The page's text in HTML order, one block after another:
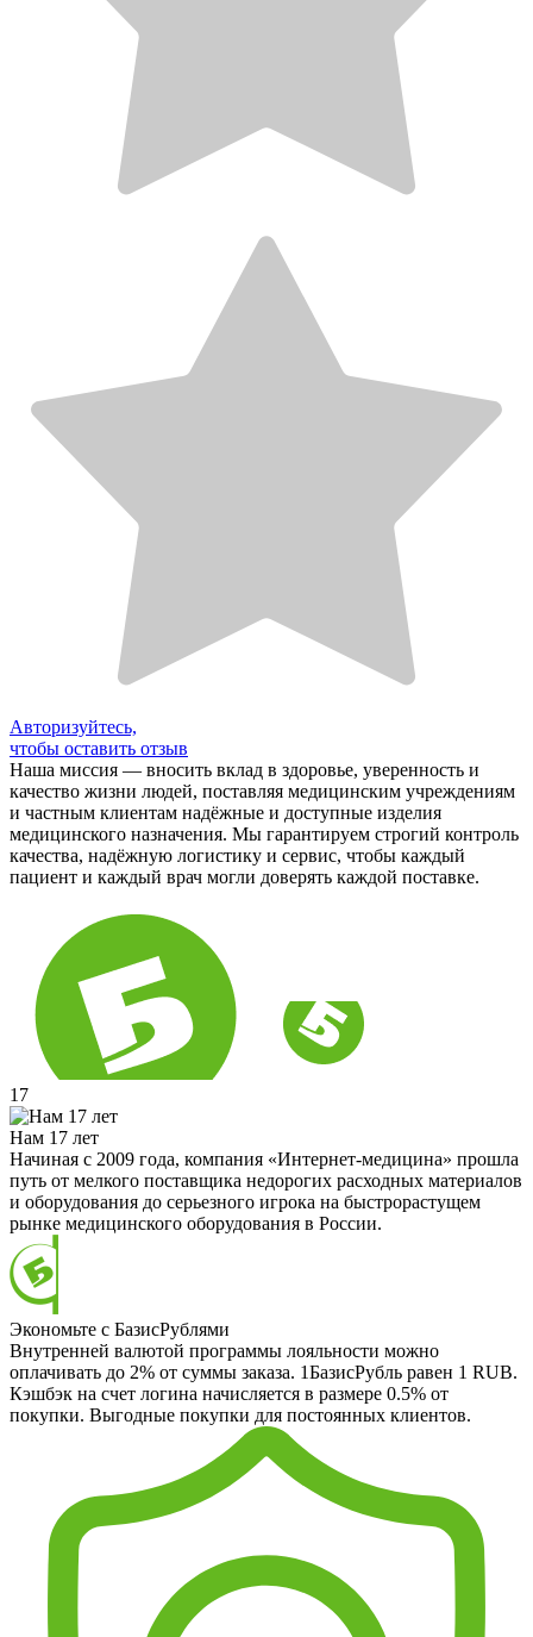
Авторизуйтесь,
чтобы оставить отзыв
Наша миссия — вносить вклад в здоровье, уверенность и
качество жизни людей, поставляя медицинским учреждениям
и частным клиентам надёжные и доступные изделия
медицинского назначения. Мы гарантируем строгий контроль
качества, надёжную логистику и сервис, чтобы каждый
пациент и каждый врач могли доверять каждой поставке.
17
Нам 17 лет
Начиная с 2009 года, компания «Интернет-медицина» прошла
путь от мелкого поставщика недорогих расходных материалов
и оборудования до серьезного игрока на быстрорастущем
рынке медицинского оборудования в России.
Экономьте с БазисРублями
Внутренней валютой программы лояльности можно
оплачивать до 2% от суммы заказа. 1БазисРубль равен 1 RUB.
Кэшбэк на счет логина начисляется в размере 0.5% от
покупки. Выгодные покупки для постоянных клиентов.